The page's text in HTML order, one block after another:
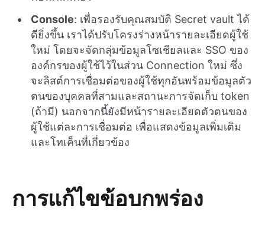
Console: เพื่อรองรับคุณสมบัติ Secret vault ได้
ดียิ่งขึ้น เราได้ปรับโครงร่างหน้ารายละเอียดผู้ใช้
ใหม่ โดยจะจัดกลุ่มข้อมูลโซเชียลและ SSO ของ
องค์กรของผู้ใช้ไว้ในส่วน Connection ใหม่ ซึ่ง
จะลิสต์การเชื่อมต่อของผู้ใช้ทุกอันพร้อมข้อมูลตัว
ตนของบุคคลที่สามและสถานะการจัดเก็บ token
(ถ้ามี) นอกจากนี้ยังมีหน้ารายละเอียดตัวตนของ
ผู้ใช้แต่ละการเชื่อมต่อ เพื่อแสดงข้อมูลเพิ่มเติม
และโทเค็นที่เกี่ยวข้อง
การแก้ไขข้อบกพร่อง